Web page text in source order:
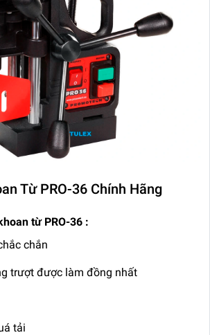
Từ PRO-36 Chính Hãng
từ PRO-36 :
chắn
trượt được làm đồng nhất
tải